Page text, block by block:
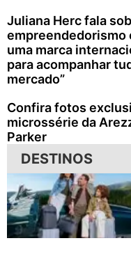
Juliana Herc fala
empreendedorismo
uma marca
para acompanhar
mercado”
Confira fotos
microssérie da
Parker
DESTINOS